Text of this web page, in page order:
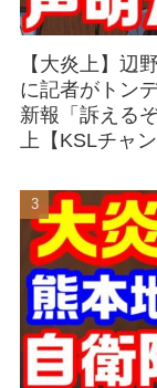
【大炎上】辺
に記者がトン
新報「訴える
上【KSLチャン